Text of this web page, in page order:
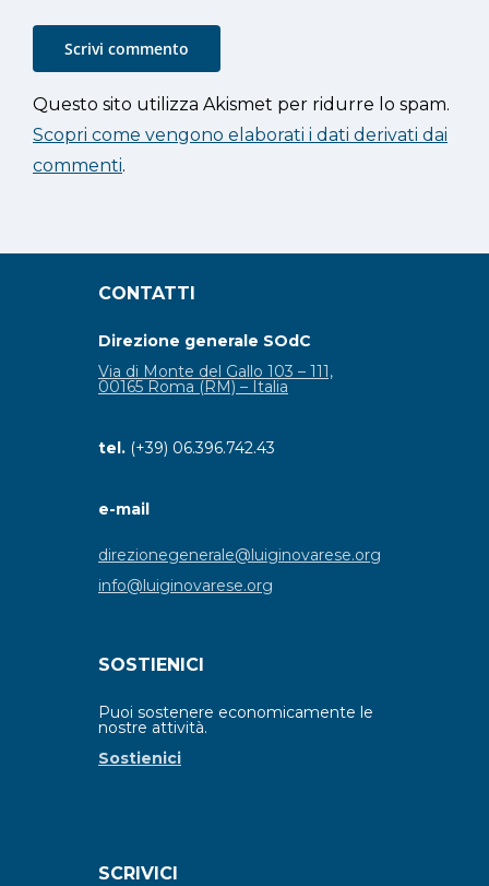
Questo sito utilizza Akismet per ridurre lo spam.
Scopri come vengono elaborati i dati derivati dai
commenti.
CONTATTI
Direzione generale SOdC
Via di Monte del Gallo 103 – 111,
00165 Roma (RM) – Italia
tel. (+39) 06.396.742.43
e-mail
direzionegenerale@luiginovarese.org
info@luiginovarese.org
SOSTIENICI
Puoi sostenere economicamente le
nostre attività.
Sostienici
SCRIVICI